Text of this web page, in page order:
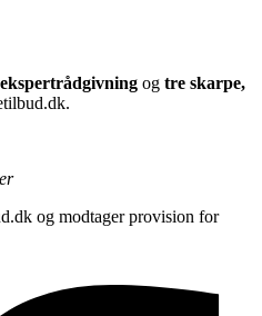
og tre skarpe,
og modtager provision for